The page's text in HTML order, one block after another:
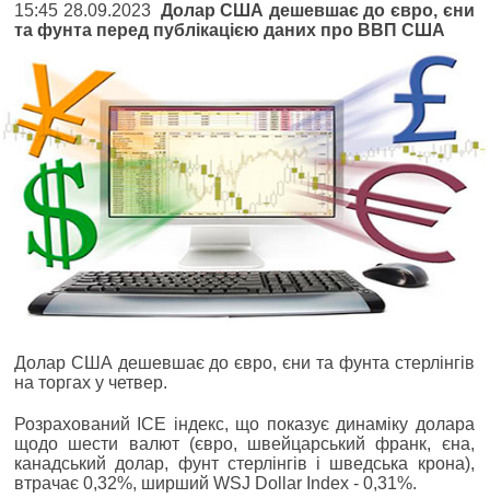
15:45 28.09.2023 Долар США дешевшає до євро, єни
та фунта перед публікацією даних про ВВП США
Долар США дешевшає до євро, єни та фунта стерлінгів
на торгах у четвер.
Розрахований ICE індекс, що показує динаміку долара
щодо шести валют (євро, швейцарський франк, єна,
канадський долар, фунт стерлінгів і шведська крона),
втрачає 0,32%, ширший WSJ Dollar Index - 0,31%.